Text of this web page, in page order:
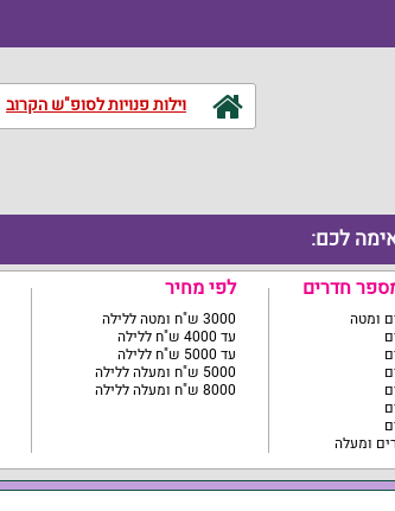
וילות פנויות לסופ"ש הקרוב
לכם:
חדרים לפי מחיר
3000 ש"ח ומטה ללילה
עד 4000 ש"ח ללילה
עד 5000 ש"ח ללילה
5000 ש"ח ומעלה ללילה
8000 ש"ח ומעלה ללילה